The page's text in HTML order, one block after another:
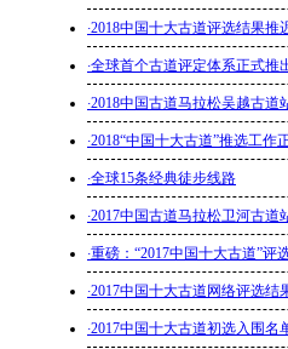
·2018中国十大古道评选结果推
·全球首个古道评定体系正式推
·2018中国古道马拉松吴越古
·2018“中国十大古道”推选工作
·全球15条经典徒步线路
·2017中国古道马拉松卫河古道
·重磅：“2017中国十大古道”评
·2017中国十大古道网络评选结
·2017中国十大古道初选入围名